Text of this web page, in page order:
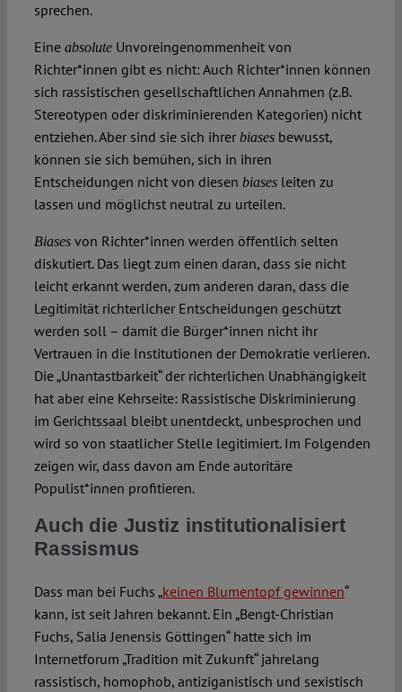
sprechen.
Eine absoluteUnvoreingenommenheit von
Richter*innen gibt es nicht: Auch Richter*innen können
sich rassistischen gesellschaftlichen Annahmen (z.B.
Stereotypen oder diskriminierenden Kategorien) nicht
entziehen. Aber sind sie sich ihrer biasesbewusst,
können sie sich bemühen, sich in ihren
Entscheidungen nicht von diesen biasesleiten zu
lassen und möglichst neutral zu urteilen.
Biasesvon Richter*innen werden öffentlich selten
diskutiert. Das liegt zum einen daran, dass sie nicht
leicht erkannt werden, zum anderen daran, dass die
Legitimität richterlicher Entscheidungen geschützt
werden soll – damit die Bürger*innen nicht ihr
Vertrauen in die Institutionen der Demokratie verlieren.
Die „Unantastbarkeit“ der richterlichen Unabhängigkeit
hat aber eine Kehrseite: Rassistische Diskriminierung
im Gerichtssaal bleibt unentdeckt, unbesprochen und
wird so von staatlicher Stelle legitimiert. Im Folgenden
zeigen wir, dass davon am Ende autoritäre
Populist*innen profitieren.
Auch die Justiz institutionalisiert
Rassismus
Dass man bei Fuchs „keinen Blumentopf gewinnen“
kann, ist seit Jahren bekannt. Ein „Bengt-Christian
Fuchs, Salia Jenensis Göttingen“ hatte sich im
Internetforum „Tradition mit Zukunft“ jahrelang
rassistisch, homophob, antiziganistisch und sexistisch